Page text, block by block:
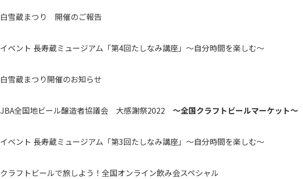
白雪蔵まつり 開催のご報告
イベント 長寿蔵ミュージアム「第4回たしなみ講座」～自分時間を楽しむ～
白雪蔵まつり開催のお知らせ
JBA全国地ビール醸造者協議会 大感謝祭2022～全国クラフトビールマーケット～
イベント 長寿蔵ミュージアム「第3回たしなみ講座」～自分時間を楽しむ～
クラフトビールで旅しよう！全国オンライン飲み会スペシャル